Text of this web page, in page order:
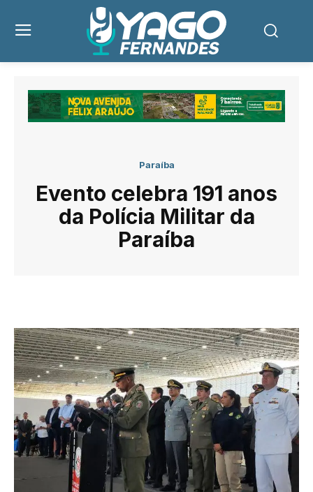
Paraíba
Evento celebra 191 anos
da Polícia Militar da
Paraíba